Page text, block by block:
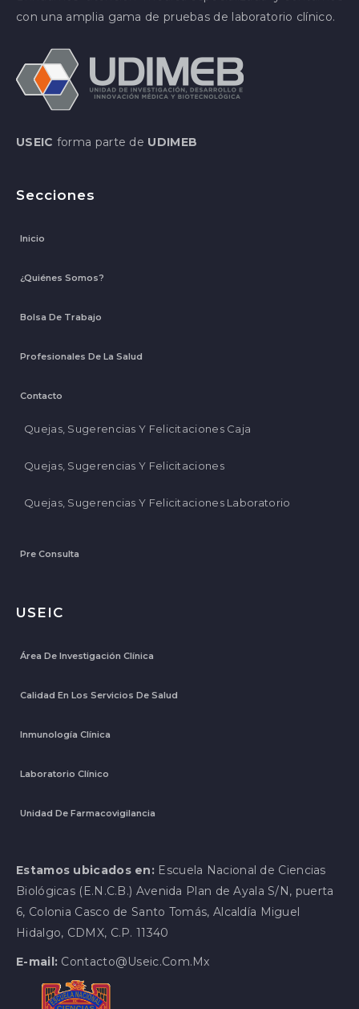
con una amplia gama de pruebas de laboratorio clínico.
USEIC forma parte de UDIMEB
Secciones
Inicio
¿Quiénes Somos?
Bolsa De Trabajo
Profesionales De La Salud
Contacto
Quejas, Sugerencias Y Felicitaciones Caja
Quejas, Sugerencias Y Felicitaciones
Quejas, Sugerencias Y Felicitaciones Laboratorio
Pre Consulta
USEIC
Área De Investigación Clínica
Calidad En Los Servicios De Salud
Inmunología Clínica
Laboratorio Clínico
Unidad De Farmacovigilancia
Estamos ubicados en: Escuela Nacional de Ciencias
Biológicas (E.N.C.B.) Avenida Plan de Ayala S/N, puerta
6, Colonia Casco de Santo Tomás, Alcaldía Miguel
Hidalgo, CDMX, C.P. 11340
E-mail: Contacto@useic.com.mx